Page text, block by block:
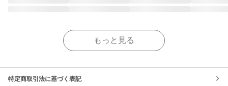
もっと見る
特定商取引法に基づく表記